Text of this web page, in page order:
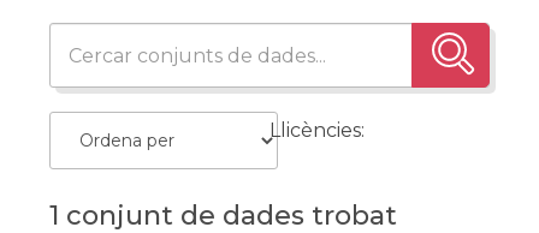
1 conjunt de dades trobat
Llicències: